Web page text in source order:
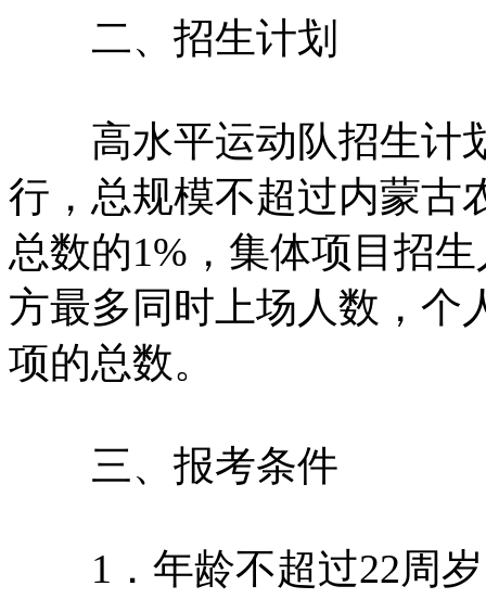
二、招生计划
高水平运动队招生计
行，总规模不超过内蒙古
总数的1%，集体项目招
方最多同时上场人数，个
项的总数。
三、报考条件
1．年龄不超过22周岁